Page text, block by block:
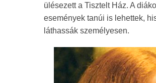
ülésezett a Tisztelt Ház. A
események tanúi is lehettek,
láthassák személyesen.